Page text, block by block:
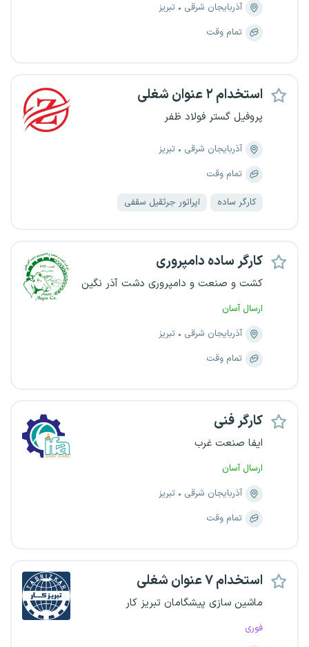
آذربایجان شرقی
تبریز
تمام وقت
استخدام ۲ عنوان شغلی
پروفیل گستر فولاد ظفر
آذربایجان شرقی
تبریز
تمام وقت
کارگر ساده اپراتور جرثقیل سقفی
کارگر ساده دامپروری
کشت و صنعت و دامپروری دشت آذر نگین
ارسال آسان
آذربایجان شرقی
تبریز
تمام وقت
کارگر فنی
ایفا صنعت غرب
ارسال آسان
آذربایجان شرقی
تبریز
تمام وقت
استخدام ۷ عنوان شغلی
ماشین سازی پیشگامان تبریز کار
فوری